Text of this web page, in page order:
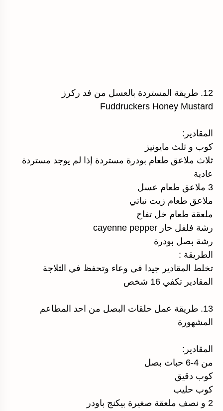
12. طريقة المستردة بالعسل من فد ركرز
Fuddruckers Honey Mustard
المقادير:
كوب و ثلث مايونيز
ثلاث ملاعق طعام بودرة مستردة إذا لم يوجد مستردة
عادية
3 ملاعق طعام عسل
ملاعق طعام زيت نباتي
ملعقة طعام خل تفاح
رشة فلفل حار cayenne pepper
رشة بصل بودرة
الطريقة :
تخلط المقادير جيدا في وعاء وتحفظ في الثلاجة
المقادير تكفي 16 شخص
13. طريقة عمل حلقات البصل من احد المطاعم
المشهورة
المقادير:
من 4-6 حبات بصل
كوب دقيق
كوب حليب
2 و نصف ملعقة صغيرة بيكنج باودر